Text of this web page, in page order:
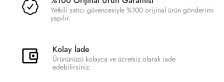
Yetkili satıcı güvencesiyle %100 orijinal ürün gönderimi
yapılır.
Kolay İade
Ürününüzü kolayca ve ücretsiz olarak iade
edebilirsiniz.